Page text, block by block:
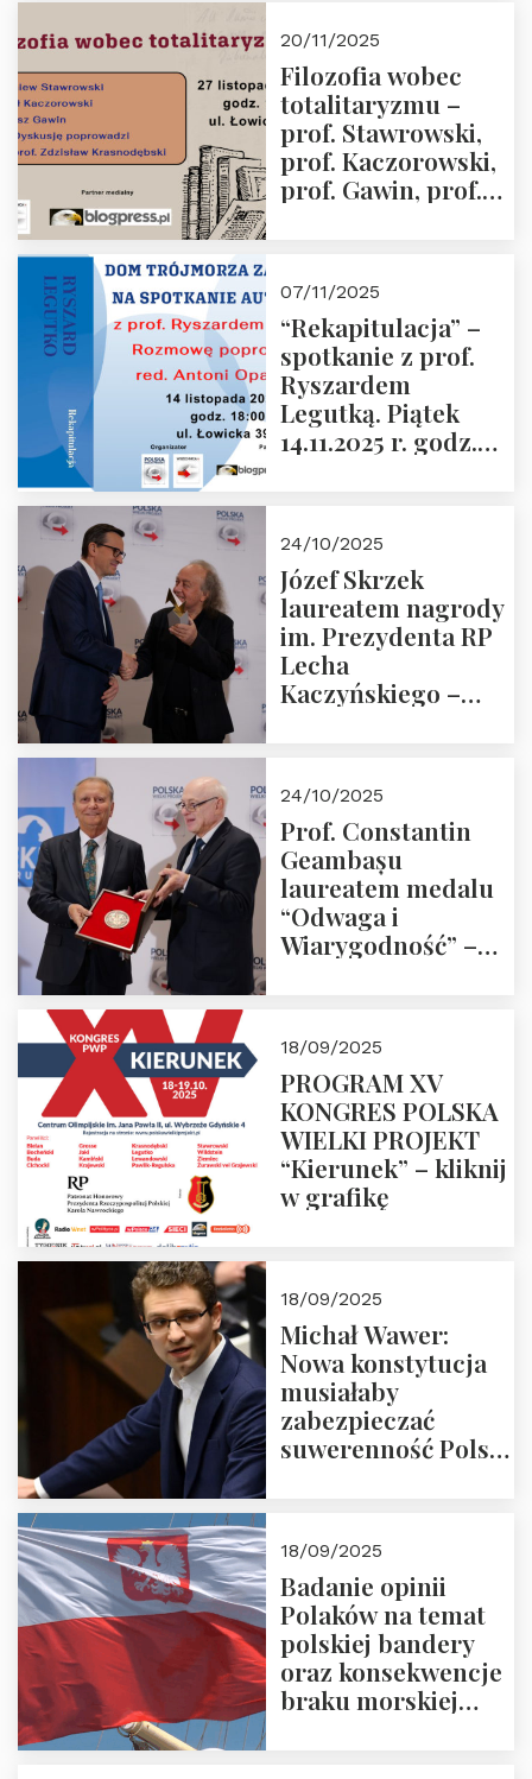
Przemysław
Sobolewski – 4
grudnia 2025 r.
godz. 18:00.
20/11/2025
Filozofia wobec
totalitaryzmu –
prof. Stawrowski,
prof. Kaczorowski,
prof. Gawin, prof.
07/11/2025
“Rekapitulacja” –
spotkanie z prof.
Ryszardem
Legutką. Piątek
14.11.2025 r. godz.
24/10/2025
Józef Skrzek
laureatem nagrody
im. Prezydenta RP
Lecha
Kaczyńskiego –
24/10/2025
Prof. Constantin
Geambașu
laureatem medalu
“Odwaga i
Wiarygodność” –
18/09/2025
PROGRAM XV
KONGRES POLSKA
WIELKI PROJEKT
“Kierunek” – kliknij
w grafikę
18/09/2025
Michał Wawer:
Nowa konstytucja
musiałaby
zabezpieczać
suwerenność Polski
18/09/2025
Badanie opinii
Polaków na temat
polskiej bandery
oraz konsekwencje
braku morskiej